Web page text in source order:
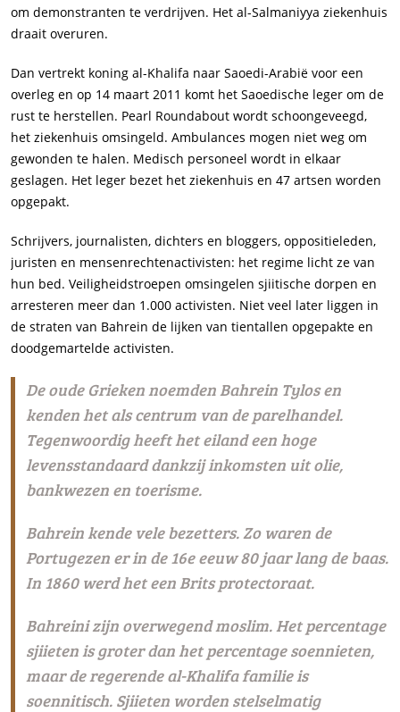
om demonstranten te verdrijven. Het al-Salmaniyya ziekenhuis
draait overuren.
Dan vertrekt koning al-Khalifa naar Saoedi-Arabië voor een
overleg en op 14 maart 2011 komt het Saoedische leger om de
rust te herstellen. Pearl Roundabout wordt schoongeveegd,
het ziekenhuis omsingeld. Ambulances mogen niet weg om
gewonden te halen. Medisch personeel wordt in elkaar
geslagen. Het leger bezet het ziekenhuis en 47 artsen worden
opgepakt.
Schrijvers, journalisten, dichters en bloggers, oppositieleden,
juristen en mensenrechtenactivisten: het regime licht ze van
hun bed. Veiligheidstroepen omsingelen sjiitische dorpen en
arresteren meer dan 1.000 activisten. Niet veel later liggen in
de straten van Bahrein de lijken van tientallen opgepakte en
doodgemartelde activisten.
De oude Grieken noemden Bahrein Tylos en
kenden het als centrum van de parelhandel.
Tegenwoordig heeft het eiland een hoge
levensstandaard dankzij inkomsten uit olie,
bankwezen en toerisme.
Bahrein kende vele bezetters. Zo waren de
Portugezen er in de 16eeeuw 80 jaar lang de baas.
In 1860 werd het een Brits protectoraat.
Bahreini zijn overwegend moslim. Het percentage
sjiieten is groter dan het percentage soennieten,
maar de regerende al-Khalifa familie is
soennitisch. Sjiieten worden stelselmatig